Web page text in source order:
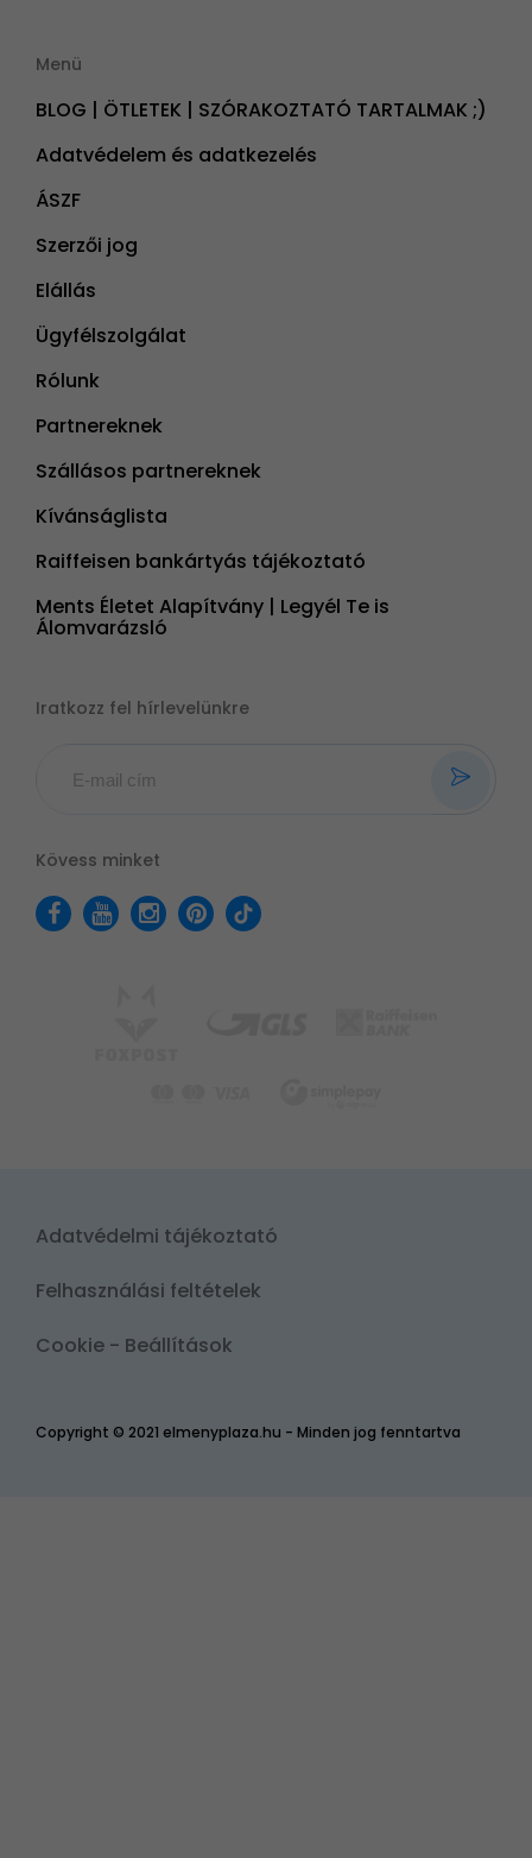
Menü
BLOG | ÖTLETEK | SZÓRAKOZTATÓ TARTALMAK ;)
Adatvédelem és adatkezelés
ÁSZF
Szerzői jog
Elállás
Ügyfélszolgálat
Rólunk
Partnereknek
Szállásos partnereknek
Kívánságlista
Raiffeisen bankártyás tájékoztató
Ments Életet Alapítvány | Legyél Te is
Álomvarázsló
Iratkozz fel hírlevelünkre
Kövess minket
Copyright © 2021 elmenyplaza.hu - Minden jog fenntartva
Adatvédelmi tájékoztató
Felhasználási feltételek
Cookie - Beállítások